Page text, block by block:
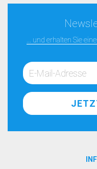
... und erhalten Sie